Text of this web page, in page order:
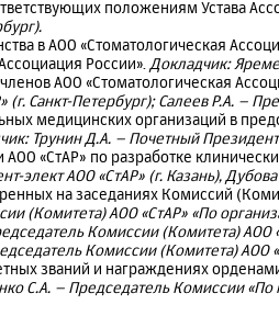
положениям Устава
в АОО «Стоматологическая
России». Докладчик:
АОО «Стоматологическая
(г. Санкт-Петербург); Салеев Р.А. –
медицинских организаций в
Трунин Д.А. – Почетный
АОО «СтАР» по разработке
элект АОО «СтАР» (г. Казань),
на заседаниях Комиссий
(Комитета) АОО «СтАР» «По
Комиссии (Комитета) АОО
Комиссии (Комитета) АОО
званий и награждениях
С.А. – Председатель Комиссии «По